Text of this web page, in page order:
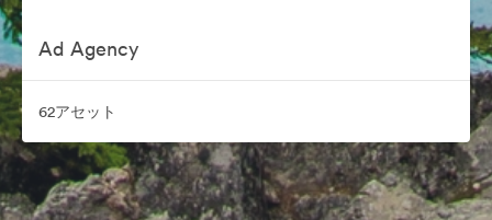
Ad Agency
62アセット